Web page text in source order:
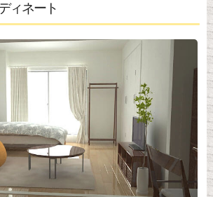
ィネート